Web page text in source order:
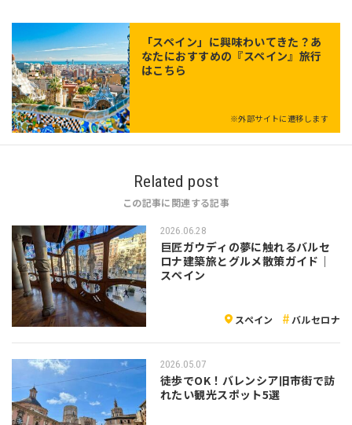
「スペイン」に興味わいてきた？あ
なたにおすすめの『スペイン』旅行
はこちら
※外部サイトに遷移します
Related post
この記事に関連する記事
2026.06.28
巨匠ガウディの夢に触れるバルセ
ロナ建築旅とグルメ散策ガイド｜
スペイン
スペイン バルセロナ
2026.05.07
徒歩でOK！バレンシア旧市街で訪
れたい観光スポット5選